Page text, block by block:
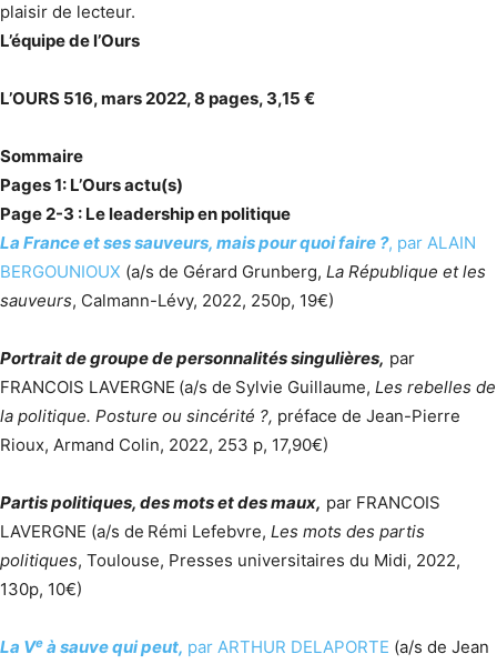
plaisir de lecteur.
L’équipe de l’Ours
L’OURS 516, mars 2022, 8 pages, 3,15 €
Sommaire
Pages 1: L’Ours actu(s)
Page 2-3 : Le leadership en politique
La France et ses sauveurs, mais pour quoi faire ?, par ALAIN
BERGOUNIOUX (a/s de Gérard Grunberg, La République et les
sauveurs, Calmann-Lévy, 2022, 250p, 19€)
Portrait de groupe de personnalités singulières, par
FRANCOIS LAVERGNE (a/s de Sylvie Guillaume, Les rebelles de
la politique. Posture ou sincérité ?, préface de Jean-Pierre
Rioux, Armand Colin, 2022, 253 p, 17,90€)
Partis politiques, des mots et des maux, par FRANCOIS
LAVERGNE (a/s de Rémi Lefebvre, Les mots des partis
politiques, Toulouse, Presses universitaires du Midi, 2022,
130p, 10€)
La Ve à sauve qui peut, par ARTHUR DELAPORTE (a/s de Jean